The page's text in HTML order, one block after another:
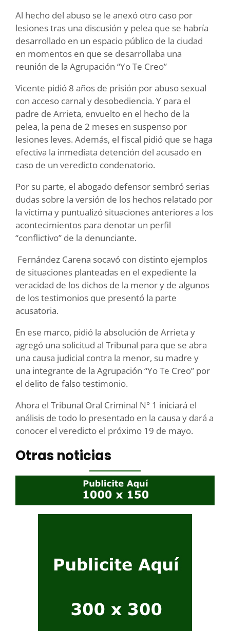
Al hecho del abuso se le anexó otro caso por
lesiones tras una discusión y pelea que se habría
desarrollado en un espacio público de la ciudad
en momentos en que se desarrollaba una
reunión de la Agrupación “Yo Te Creo”
Vicente pidió 8 años de prisión por abuso sexual
con acceso carnal y desobediencia. Y para el
padre de Arrieta, envuelto en el hecho de la
pelea, la pena de 2 meses en suspenso por
lesiones leves. Además, el fiscal pidió que se haga
efectiva la inmediata detención del acusado en
caso de un veredicto condenatorio.
Por su parte, el abogado defensor sembró serias
dudas sobre la versión de los hechos relatado por
la víctima y puntualizó situaciones anteriores a los
acontecimientos para denotar un perfil
“conflictivo” de la denunciante.
Fernández Carena socavó con distinto ejemplos
de situaciones planteadas en el expediente la
veracidad de los dichos de la menor y de algunos
de los testimonios que presentó la parte
acusatoria.
En ese marco, pidió la absolución de Arrieta y
agregó una solicitud al Tribunal para que se abra
una causa judicial contra la menor, su madre y
una integrante de la Agrupación “Yo Te Creo” por
el delito de falso testimonio.
Ahora el Tribunal Oral Criminal N° 1 iniciará el
análisis de todo lo presentado en la causa y dará a
conocer el veredicto el próximo 19 de mayo.
Otras noticias